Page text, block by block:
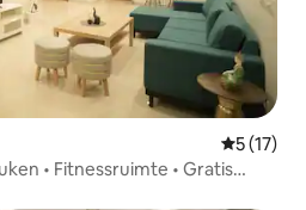
5 (17)
• Fitnessruimte • Gratis